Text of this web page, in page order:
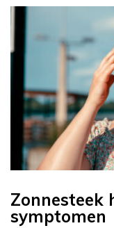
Zonnesteek
symptomen